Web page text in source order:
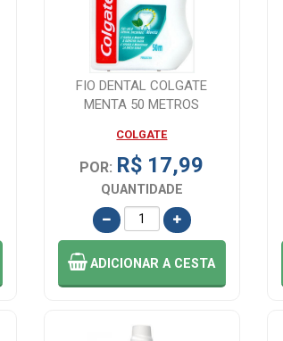
FIO DENTAL COLGATE
MENTA 50 METROS
COLGATE
POR: R$ 17,99
QUANTIDADE
ADICIONARA CESTA